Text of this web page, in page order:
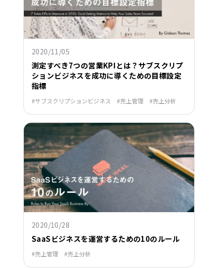
2020/11/05
測定すべき7つの営業KPIとは？サブスクリプ
ションビジネスを成功に導くための目標設定
指標
サブスクリプションビジネス 売上管理 売上分析
2020/10/28
SaaSビジネスを運営するための10のルール
売上管理 売上分析